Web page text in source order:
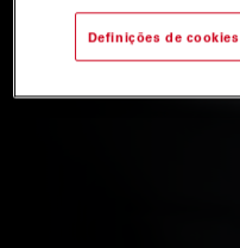
Definições de cookies